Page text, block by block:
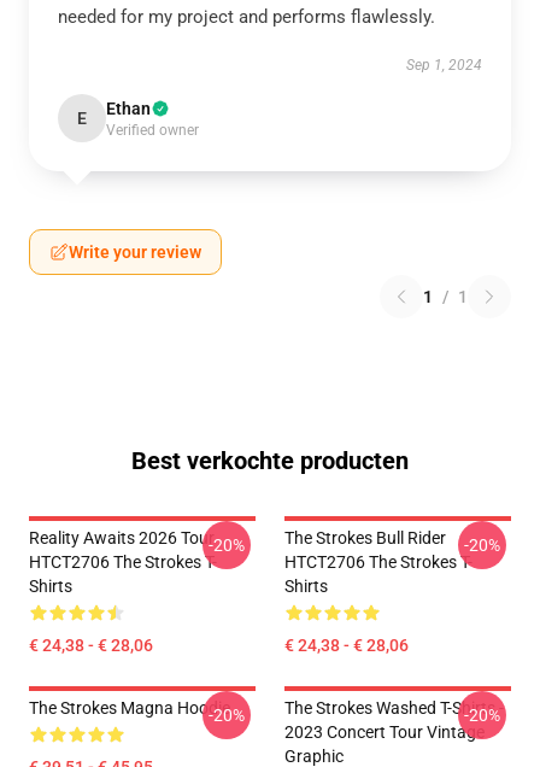
needed for my project and performs flawlessly.
Sep 1, 2024
E Ethan
Verified owner
Write your review
1 / 1
Best verkochte producten
Reality Awaits 2026 Tour
HTCT2706 The Strokes T-
Shirts
€ 24,38 - € 28,06
-20%
The Strokes Bull Rider
HTCT2706 The Strokes T-
Shirts
€ 24,38 - € 28,06
-20%
The Strokes Magna Hoodie
-20%
The Strokes Washed T-Shirts -
2023 Concert Tour Vintage
Graphic
-20%